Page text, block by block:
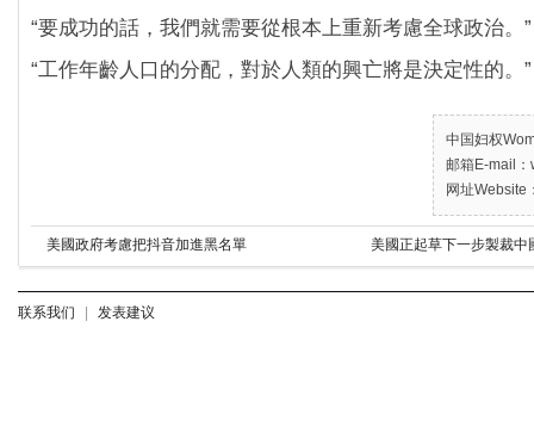
“要成功的話，我們就需要從根本上重新考慮全球政治。”
“工作年齡人口的分配，對於人類的興亡將是決定性的。”
中国妇权
邮箱E-mail
网址Website
美國政府考慮把抖音加進黑名單 美國正起草下一步製裁中
联系我们 | 发表建议